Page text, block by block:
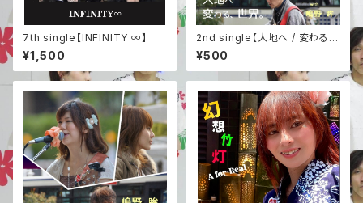
7th single【INFINITY ∞】
¥1,500
2nd single【大地へ / 変わる、
世界。】
¥500